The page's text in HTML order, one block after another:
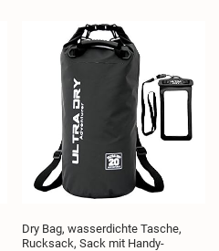
auf.
Die
Optionen
können
auf
der
Produktseite
gewählt
Dry Bag, wasserdichte Tasche,
Rucksack, Sack mit Handy-